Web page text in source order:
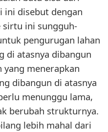
ini disebut dengan
sirtu ini sungguh-
pengurugan lahan
di atasnya dibangun
yang menerapkan
dibangun di atasnya
menunggu lama,
berubah strukturnya.
lebih mahal dari